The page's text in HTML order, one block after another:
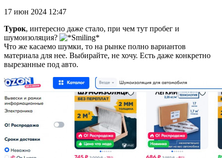
17 июн 2024 12:47
Турок, интересно даже стало, при чем тут пробег и
шумоизоляция?
Что же касаемо шумки, то на рынке полно вариантов
материала для нее. Выбирайте, не хочу. Есть даже конкретно
вырезанные под авто.